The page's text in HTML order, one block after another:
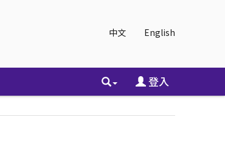
中文 English
登入